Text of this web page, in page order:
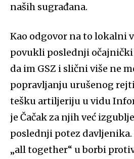
naših sugrađana.
Kao odgovor na to lokalni
povukli poslednji očajnički
da im GSZ i slični više ne
popravljanju urušenog
tešku artiljeriju u vidu
je Čačak za njih već
poslednji potez davljenika.
„all together“ u borbi